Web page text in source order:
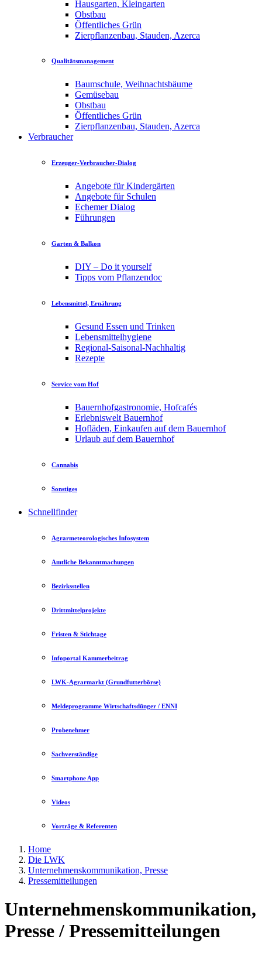
Hausgarten, Kleingarten
Obstbau
Öffentliches Grün
Zierpflanzenbau, Stauden, Azerca
Qualitätsmanagement
Baumschule, Weihnachtsbäume
Gemüsebau
Obstbau
Öffentliches Grün
Zierpflanzenbau, Stauden, Azerca
Verbraucher
Erzeuger-Verbraucher-Dialog
Angebote für Kindergärten
Angebote für Schulen
Echemer Dialog
Führungen
Garten & Balkon
DIY – Do it yourself
Tipps vom Pflanzendoc
Lebensmittel, Ernährung
Gesund Essen und Trinken
Lebensmittelhygiene
Regional-Saisonal-Nachhaltig
Rezepte
Service vom Hof
Bauernhofgastronomie, Hofcafés
Erlebniswelt Bauernhof
Hofläden, Einkaufen auf dem Bauernhof
Urlaub auf dem Bauernhof
Cannabis
Sonstiges
Schnellfinder
Agrarmeteorologisches Infosystem
Amtliche Bekanntmachungen
Bezirksstellen
Drittmittelprojekte
Fristen & Stichtage
Infoportal Kammerbeitrag
LWK-Agrarmarkt (Grundfutterbörse)
Meldeprogramme Wirtschaftsdünger / ENNI
Probenehmer
Sachverständige
Smartphone App
Videos
Vorträge & Referenten
Home
Die LWK
Unternehmenskommunikation, Presse
Pressemitteilungen
Unternehmenskommunikation,
Presse / Pressemitteilungen